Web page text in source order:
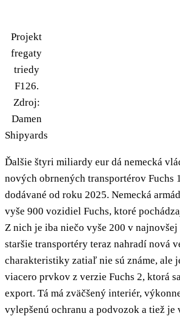
Projekt
fregaty
triedy
F126.
Zdroj:
Damen
Shipyards
Ďalšie štyri miliardy eur dá nemecká
nových obrnených transportérov Fuchs
dodávané od roku 2025. Nemecká
vyše 900 vozidiel Fuchs, ktoré
Z nich je iba niečo vyše 200 v
staršie transportéry teraz nahradí nová
charakteristiky zatiaľ nie sú známe, ale
viacero prvkov z verzie Fuchs 2, ktorá
export. Tá má zväčšený interiér,
vylepšenú ochranu a podvozok a tiež je